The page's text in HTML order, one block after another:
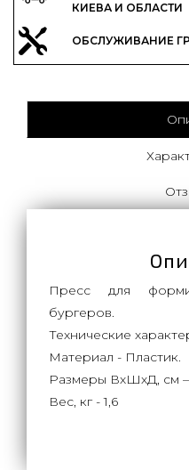
КИЕВА И ОБЛАСТИ
ОБСЛУЖИВАНИЕ
Пресс для
бургеров.
Технические
Материал - Пластик.
Размеры ВхШхД, см –
Вес, кг - 1,6